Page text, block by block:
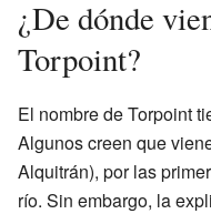
¿De dónde
Torpoint?
El nombre de Torpoint
Algunos creen que
Alquitrán), por las
río. Sin embargo, la